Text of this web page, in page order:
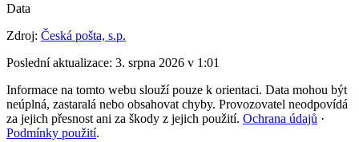
Data
Zdroj: Česká pošta, s.p.
Poslední aktualizace: 3. srpna 2026 v 1:01
Informace na tomto webu slouží pouze k orientaci. Data mohou být
neúplná, zastaralá nebo obsahovat chyby. Provozovatel neodpovídá
za jejich přesnost ani za škody z jejich použití. Ochrana údajů ·
Podmínky použití.